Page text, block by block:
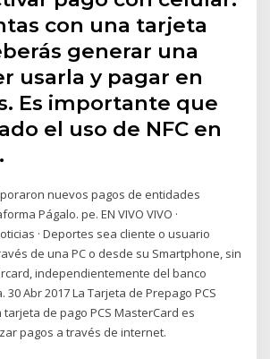
con una tarjeta
generar una
usarla y pagar en
Es importante que
el uso de NFC en
nuevos pagos de entidades
Págalo. pe. EN VIVO VIVO ·
· Deportes sea cliente o usuario
de una PC o desde su Smartphone, sin
independientemente del banco
Abr 2017 La Tarjeta de Prepago PCS
de pago PCS MasterCard es
pagos a través de internet.